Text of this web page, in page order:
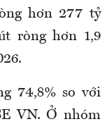
hơn 277 tỷ
ròng hơn 1,9
74,8% so với
VN. Ở nhóm